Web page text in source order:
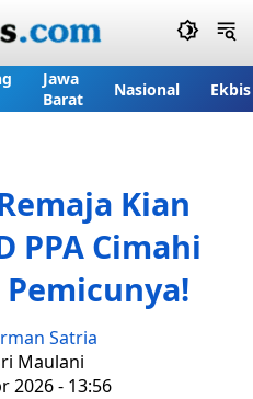
Jawa
Barat
Nasional Ekbis
Kian
PPA Cimahi
Satria
Maulani
2026 - 13:56